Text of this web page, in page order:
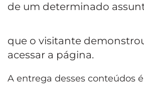
de um determinado
que o visitante
acessar a página.
A entrega desses conteúdos